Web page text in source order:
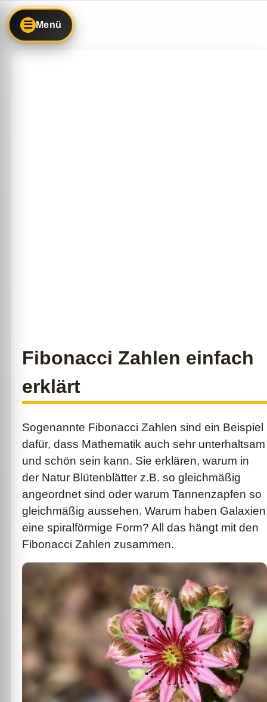
☰ Menü
Fibonacci Zahlen einfach
erklärt
Sogenannte Fibonacci Zahlen sind ein Beispiel
dafür, dass Mathematik auch sehr unterhaltsam
und schön sein kann. Sie erklären, warum in
der Natur Blütenblätter z.B. so gleichmäßig
angeordnet sind oder warum Tannenzapfen so
gleichmäßig aussehen. Warum haben Galaxien
eine spiralförmige Form? All das hängt mit den
Fibonacci Zahlen zusammen.